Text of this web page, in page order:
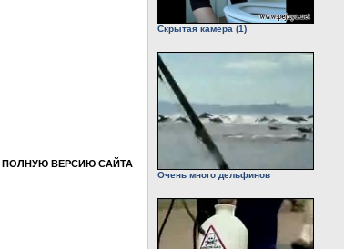
ПОЛНУЮ ВЕРСИЮ САЙТА
Скрытая камера (1)
Очень много дельфинов